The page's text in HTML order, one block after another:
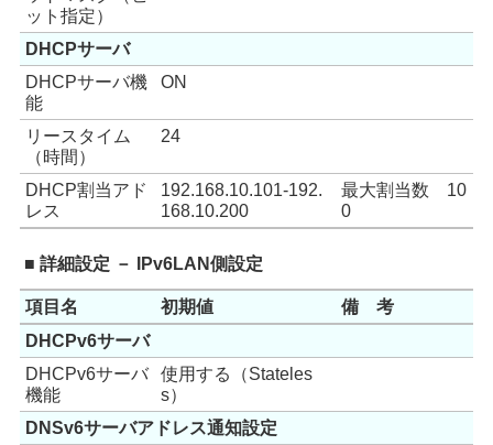
ット指定）
DHCPサーバ
DHCPサーバ機
能
ON
リースタイム
（時間）
24
DHCP割当アド
レス
192.168.10.101-192.
168.10.200
最大割当数 10
0
■ 詳細設定 － IPv6LAN側設定
項目名 初期値
備 考
DHCPv6サーバ
DHCPv6サーバ
機能
使用する（Stateles
s）
DNSv6サーバアドレス通知設定